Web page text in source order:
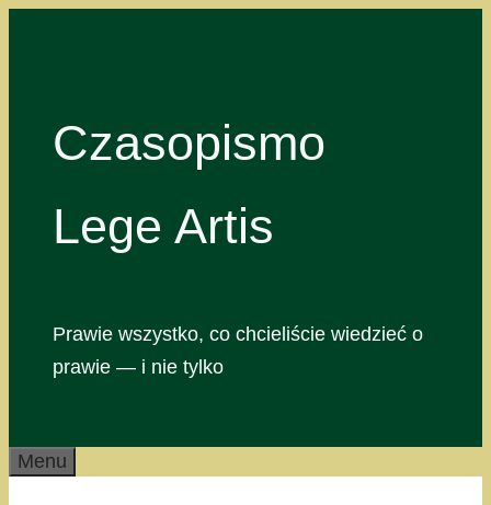
Czasopismo
Lege Artis
Prawie wszystko, co chcieliście wiedzieć o
prawie — i nie tylko
Menu